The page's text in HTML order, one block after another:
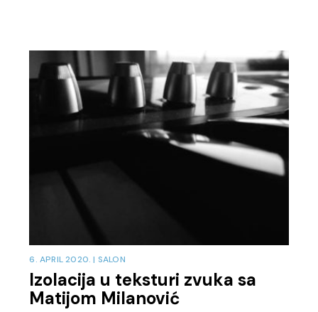
Izolacija u teksturi zvuka sa
Matijom Milanović
6. APRIL 2020. | SALON